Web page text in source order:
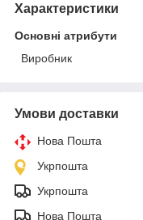
Характеристики
Основні атрибути
Виробник
Умови доставки
Нова Пошта
Укрпошта
Укрпошта
Нова Пошта